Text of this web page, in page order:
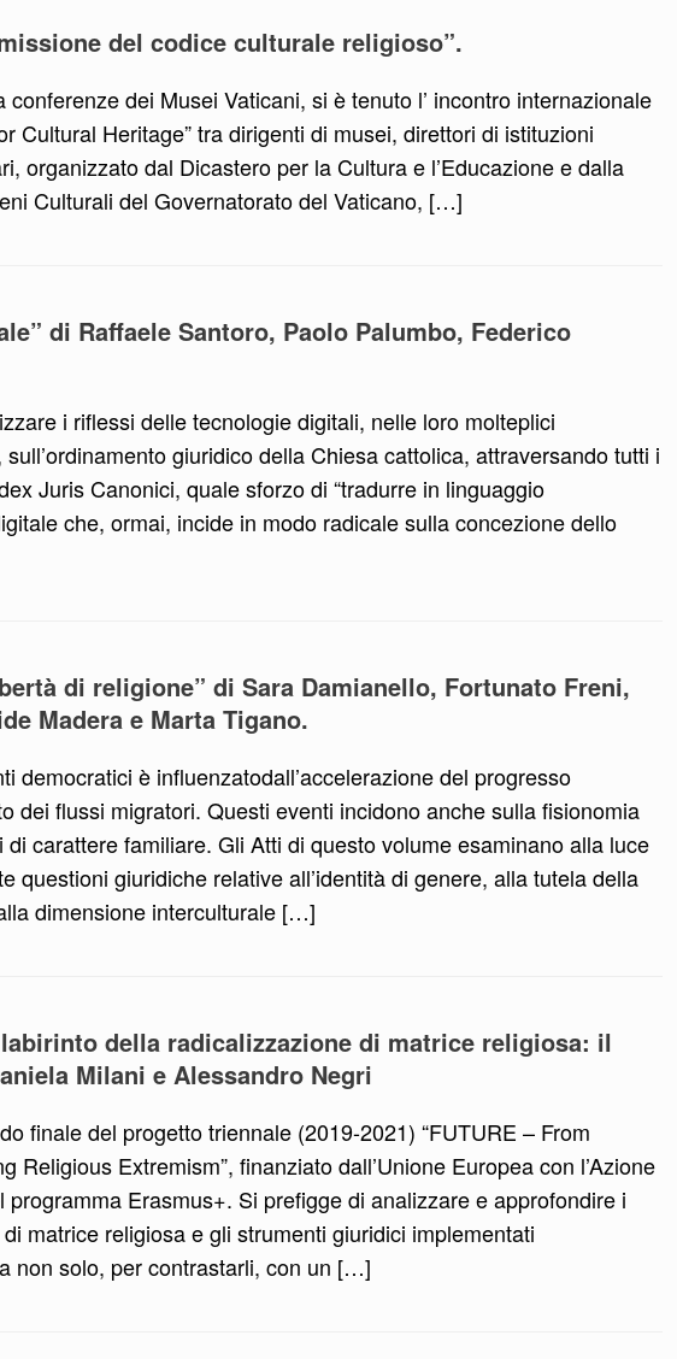
del codice culturale religioso”.
dei Musei Vaticani, si è tenuto l’ incontro internazionale
Cultural Heritage” tra dirigenti di musei, direttori di istituzioni
organizzato dal Dicastero per la Cultura e l’Educazione e dalla
Culturali del Governatorato del Vaticano, […]
di Raffaele Santoro, Paolo Palumbo, Federico
i riflessi delle tecnologie digitali, nelle loro molteplici
giuridico della Chiesa cattolica, attraversando tutti i
Juris Canonici, quale sforzo di “tradurre in linguaggio
che, ormai, incide in modo radicale sulla concezione dello
di religione” di Sara Damianello, Fortunato Freni,
Madera e Marta Tigano.
democratici è influenzatodall’accelerazione del progresso
dei flussi migratori. Questi eventi incidono anche sulla fisionomia
carattere familiare. Gli Atti di questo volume esaminano alla luce
questioni giuridiche relative all’identità di genere, alla tutela della
dimensione interculturale […]
della radicalizzazione di matrice religiosa: il
Milani e Alessandro Negri
finale del progetto triennale (2019-2021) “FUTURE – From
Religious Extremism”, finanziato dall’Unione Europea con l’Azione
programma Erasmus+. Si prefigge di analizzare e approfondire i
matrice religiosa e gli strumenti giuridici implementati
non solo, per contrastarli, con un […]